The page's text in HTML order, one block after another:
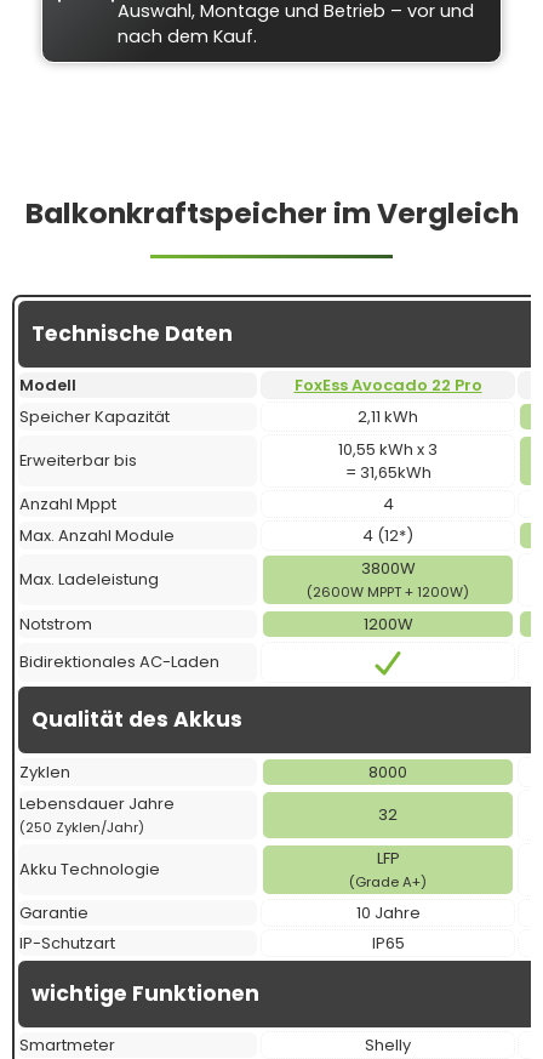
Auswahl, Montage und Betrieb – vor und
nach dem Kauf.
Balkonkraftspeicher im Vergleich
Technische Daten
Modell FoxEss Avocado 22 Pro
Speicher Kapazität
2,11 kWh
Erweiterbar bis
10,55 kWh x 3
= 31,65kWh
Anzahl Mppt
4
Max. Anzahl Module
4 (12*)
Max. Ladeleistung
3800W
(2600W MPPT + 1200W)
Notstrom
1200W
Bidirektionales AC-Laden
Qualität des Akkus
Zyklen
8000
Lebensdauer Jahre
(250 Zyklen/Jahr)
32
Akku Technologie LFP
(Grade A+)
Garantie
10 Jahre
IP-Schutzart
IP65
wichtige Funktionen
Smartmeter
Shelly